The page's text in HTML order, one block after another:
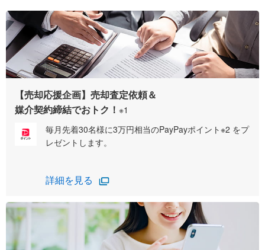
【売却応援企画】売却査定依頼＆
媒介契約締結でおトク！ ※1
毎月先着30名様に3万円相当のPayPayポイント※2 をプ
レゼントします。
詳細を見る